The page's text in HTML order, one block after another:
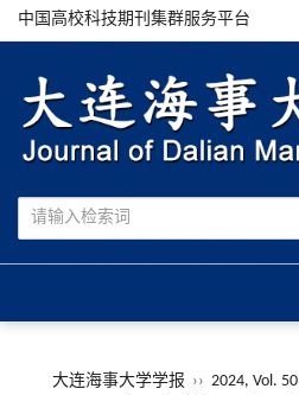
中国高校科技期刊集群服务平台
大连海事大学学报 ›› 2024, Vol. 50